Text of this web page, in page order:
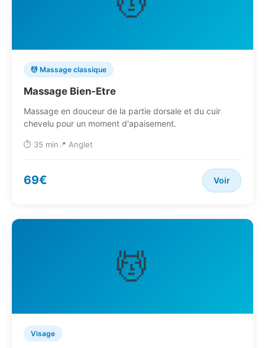
💆 Massage classique
Massage Bien-Etre
Massage en douceur de la partie dorsale et du cuir
chevelu pour un moment d'apaisement.
⏱️ 35 min 📍 Anglet
69€ Voir
💆
Visage